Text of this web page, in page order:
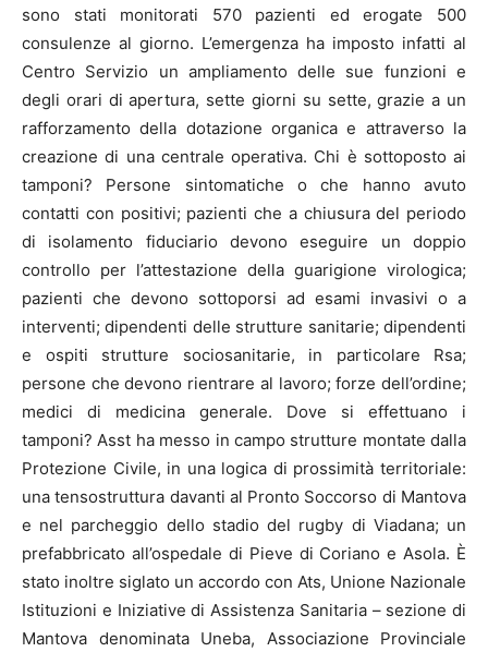
sono stati monitorati 570 pazienti ed erogate 500
consulenze al giorno. L’emergenza ha imposto infatti al
Centro Servizio un ampliamento delle sue funzioni e
degli orari di apertura, sette giorni su sette, grazie a un
rafforzamento della dotazione organica e attraverso la
creazione di una centrale operativa. Chi è sottoposto ai
tamponi? Persone sintomatiche o che hanno avuto
contatti con positivi; pazienti che a chiusura del periodo
di isolamento fiduciario devono eseguire un doppio
controllo per l’attestazione della guarigione virologica;
pazienti che devono sottoporsi ad esami invasivi o a
interventi; dipendenti delle strutture sanitarie; dipendenti
e ospiti strutture sociosanitarie, in particolare Rsa;
persone che devono rientrare al lavoro; forze dell’ordine;
medici di medicina generale. Dove si effettuano i
tamponi? Asst ha messo in campo strutture montate dalla
Protezione Civile, in una logica di prossimità territoriale:
una tensostruttura davanti al Pronto Soccorso di Mantova
e nel parcheggio dello stadio del rugby di Viadana; un
prefabbricato all’ospedale di Pieve di Coriano e Asola. È
stato inoltre siglato un accordo con Ats, Unione Nazionale
Istituzioni e Iniziative di Assistenza Sanitaria – sezione di
Mantova denominata Uneba, Associazione Provinciale